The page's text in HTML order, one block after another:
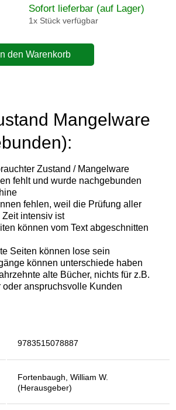
In den Warenkorb
Sofort lieferbar (auf Lager)
1x Stück verfügbar
9783515078887
Fortenbaugh, William W.
(Herausgeber)